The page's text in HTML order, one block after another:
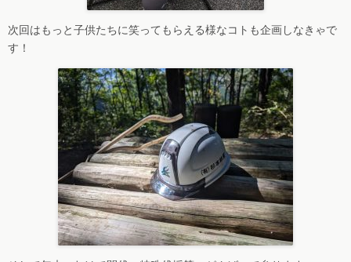
次回はもっと子供たちに笑ってもらえる様なコトも企画しなきゃで
す！